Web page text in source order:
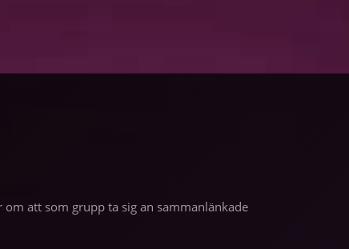
att som grupp ta sig an sammanlänkade